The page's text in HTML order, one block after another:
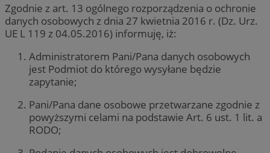
Zgodnie z art. 13 ogólnego rozporządzenia o ochronie
danych osobowych z dnia 27 kwietnia 2016 r. (Dz. Urz.
UE L 119 z 04.05.2016) informuję, iż:
Administratorem Pani/Pana danych osobowych
jest Podmiot do którego wysyłane będzie
zapytanie;
Pani/Pana dane osobowe przetwarzane zgodnie z
powyższymi celami na podstawie Art. 6 ust. 1 lit. a
RODO;